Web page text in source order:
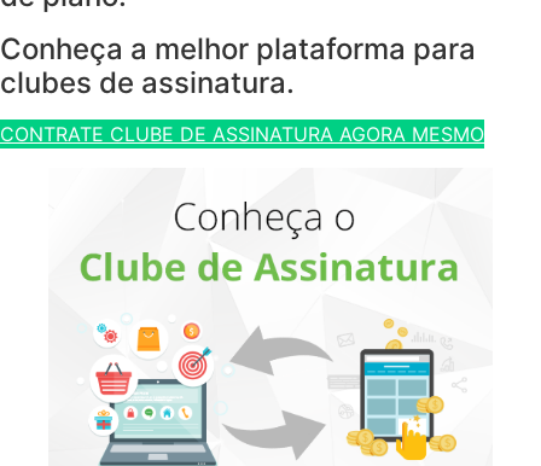
Conheça a melhor plataforma para
clubes de assinatura.
CONTRATE CLUBE DE ASSINATURA AGORA MESMO